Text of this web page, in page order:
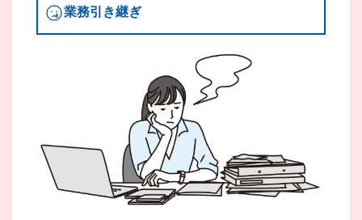
業務引き継ぎ